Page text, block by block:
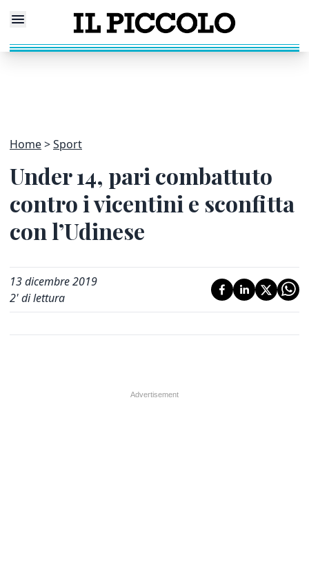
Home Sport
Under 14, pari combattuto
contro i vicentini e sconfitta
con l’Udinese
13 dicembre 2019
2' di lettura